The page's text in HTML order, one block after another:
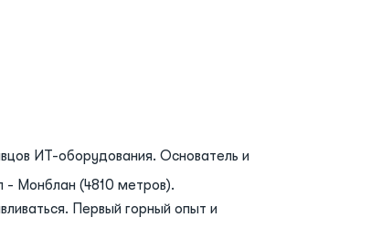
ИТ-оборудования. Основатель и
- Монблан (4810 метров).
Первый горный опыт и